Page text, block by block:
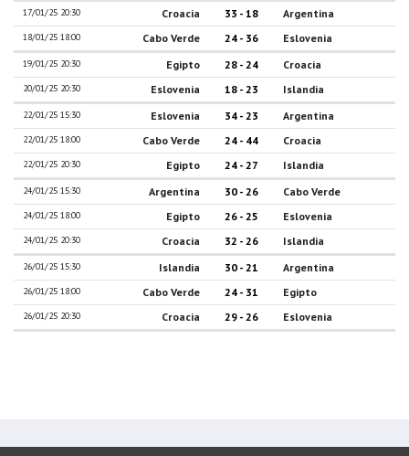
17/01/25 20:30 Croacia 33 - 18 Argentina
18/01/25 18:00 Cabo Verde 24 - 36 Eslovenia
19/01/25 20:30 Egipto 28 - 24 Croacia
20/01/25 20:30 Eslovenia 18 - 23 Islandia
22/01/25 15:30 Eslovenia 34 - 23 Argentina
22/01/25 18:00 Cabo Verde 24 - 44 Croacia
22/01/25 20:30 Egipto 24 - 27 Islandia
24/01/25 15:30 Argentina 30 - 26 Cabo Verde
24/01/25 18:00 Egipto 26 - 25 Eslovenia
24/01/25 20:30 Croacia 32 - 26 Islandia
26/01/25 15:30 Islandia 30 - 21 Argentina
26/01/25 18:00 Cabo Verde 24 - 31 Egipto
26/01/25 20:30 Croacia 29 - 26 Eslovenia